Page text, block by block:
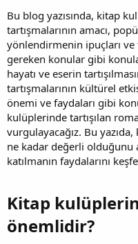
Bu blog yazısında, kitap
tartışmalarının amacı,
yönlendirmenin ipuçları ve
gereken konular gibi
hayatı ve eserin
tartışmalarının kültürel
önemi ve faydaları gibi
kulüplerinde tartışılan
vurgulayacağız. Bu
ne kadar değerli olduğunu
katılmanın faydalarını
Kitap
önemlidir?​